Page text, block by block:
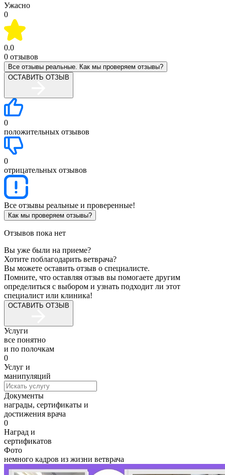
Ужасно
0
0.0
0 отзывов
Все отзывы реальные. Как мы проверяем отзывы?
ОСТАВИТЬ ОТЗЫВ
0
положительных отзывов
0
отрицательных отзывов
Все отзывы реальные и проверенные!
Как мы проверяем отзывы?
Отзывов пока нет
Вы уже были на приеме?
Хотите поблагодарить ветврача?
Вы можете оставить отзыв о специалисте.
Помните, что оставляя отзыв вы помогаете другим
определиться с выбором и узнать подходит ли этот
специалист или клиника!
ОСТАВИТЬ ОТЗЫВ
Услуги
все понятно
и по полочкам
0
Услуг и
манипуляций
Документы
награды, сертификаты и
достижения врача
0
Наград и
сертификатов
Фото
немного кадров из жизни ветврача